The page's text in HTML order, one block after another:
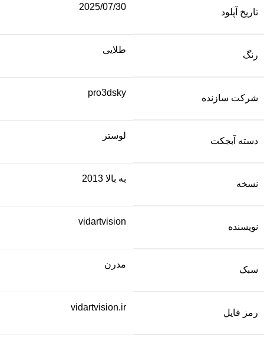
تاریخ آپلود
2025/07/30
رنگ
طلایی
شرکت سازنده
pro3dsky
دسته آبجکت
لوستر
نسخه
به بالا 2013
نویسنده
vidartvision
سبک
مدرن
رمز فایل
vidartvision.ir